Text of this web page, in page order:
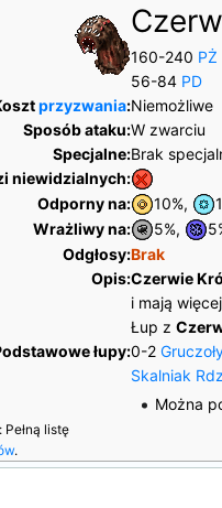
160-240 PŻ
56-84 PD
przyzwania:Niemożliwe
Sposób ataku:W zwarciu
Specjalne:Brak
niewidzialnych:
Odporny na:
10%,
Wrażliwy na:
5%,
Odgłosy:Brak
Opis:Czerwie
i mają
Łup z
łupy:0-2
Skalniak
Można
Pełną listę
.